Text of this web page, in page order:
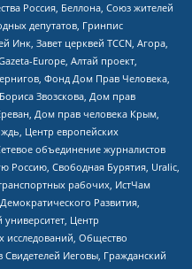
Россия, Беллона, Союз жителей
депутатов, Гринпис
Завет церквей TCCN, Агора,
Europe, Алтай проект,
Фонд Дом Прав Человека,
Звозскова, Дом прав
Дом прав человека Крым,
Центр европейских
объединение журналистов
Россию, Свободная Бурятия, Uralic,
рабочих, ИстЧам
Развития,
Центр
исследований, Общество
Иеговы, Гражданский